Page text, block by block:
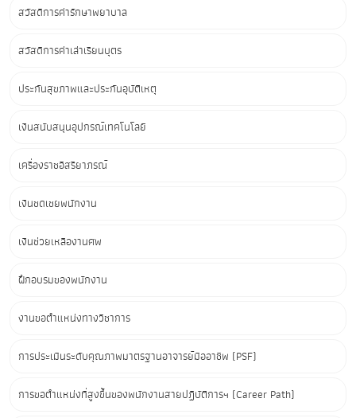
สวัสดิการค่ารักษาพยาบาล
สวัสดิการค่าเล่าเรียนบุตร
ประกันสุขภาพและประกันอุบัติเหตุ
เงินสนับสนุนอุปกรณ์เทคโนโลยี
เครื่องราชอิสริยาภรณ์
เงินชดเชยพนักงาน
เงินช่วยเหลืองานศพ
ฝึกอบรมของพนักงาน
งานขอตำแหน่งทางวิชาการ
การประเมินระดับคุณภาพมาตรฐานอาจารย์มืออาชีพ (PSF)
การขอตำแหน่งที่สูงขึ้นของพนักงานสายปฏิบัติการฯ (Career Path)